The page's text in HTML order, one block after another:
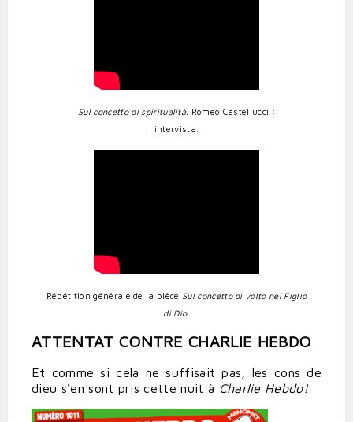
Sul concetto di spiritualità. Romeo Castellucci :
intervista.
Répétition générale de la pièce Sul concetto di volto nel Figlio
di Dio.
ATTENTAT CONTRE CHARLIE HEBDO
Et comme si cela ne suffisait pas, les cons de
dieu s'en sont pris cette nuit à Charlie Hebdo!